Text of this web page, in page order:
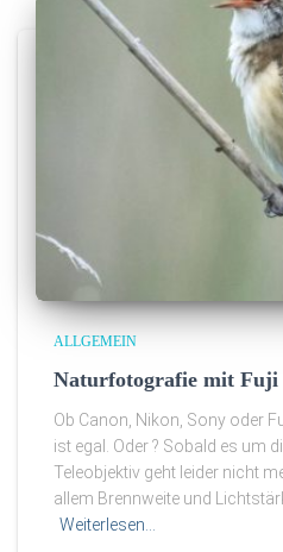
ALLGEMEIN
Naturfotografie mit Fuji
Ob Canon, Nikon, Sony oder
ist egal. Oder ? Sobald es um
Teleobjektiv geht leider nicht
allem Brennweite und
Weiterlesen…